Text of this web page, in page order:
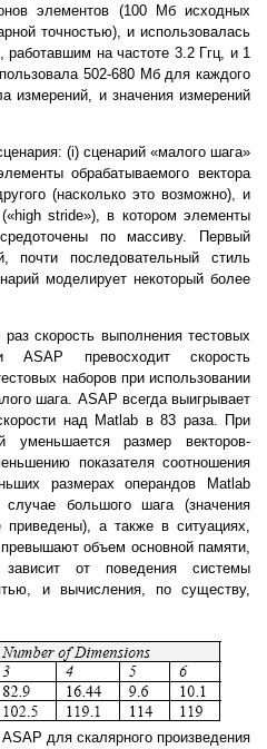
элементов (100 Мб исходных
точностью), и использовалась
на частоте 3.2 Ггц, и 1
502-680 Мб для каждого
измерений, и значения измерений
(i) сценарий «малого шага»
обрабатываемого вектора
(насколько это возможно), и
stride»), в котором элементы
по массиву. Первый
почти последовательный стиль
моделирует некоторый более
скорость выполнения тестовых
ASAP превосходит скорость
наборов при использовании
шага. ASAP всегда выигрывает
над Matlab в 83 раза. При
уменьшается размер векторов-
показателя соотношения
размерах операндов Matlab
большого шага (значения
приведены), а также в ситуациях,
объем основной памяти,
от поведения системы
и вычисления, по существу,
для скалярного произведения